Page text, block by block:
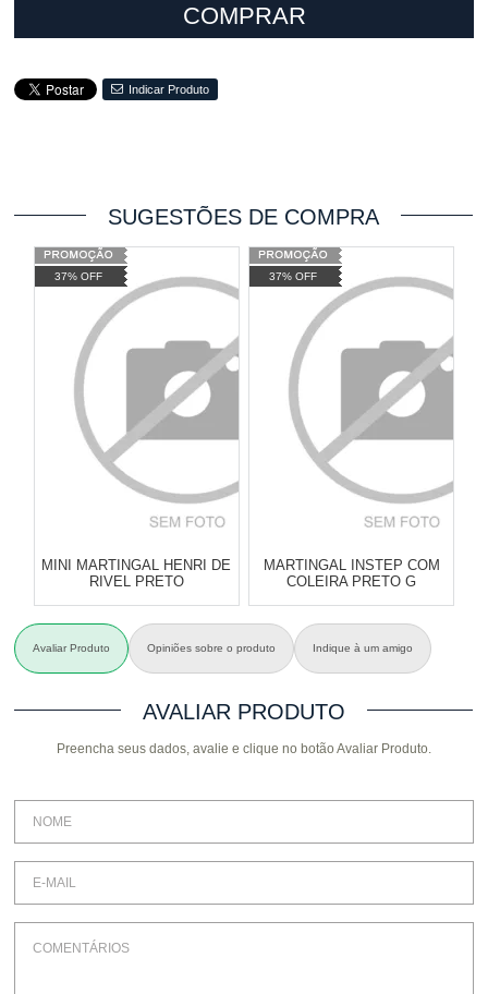
COMPRAR
Indicar Produto
SUGESTÕES DE COMPRA
37% OFF
MINI MARTINGAL HENRI DE
RIVEL PRETO
Varejo: R$
4.050,70
R$ 2.550,90
10 x de R$ 255,09
PEITORAIS
COMPRAR
37% OFF
MARTINGAL INSTEP COM
COLEIRA PRETO G
Varejo: R$ 4.050,70
Atacado:
(Apenas
10 x de R$ 255,09
PEITORAIS
COMPRAR
Avaliar Produto Opiniões sobre o produto Indique à um amigo
AVALIAR PRODUTO
Preencha seus dados, avalie e clique no botão Avaliar Produto.